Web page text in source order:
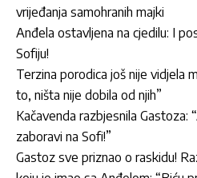
vrijeđanja samohranih majki
Anđela ostavljena na cjedilu: I
Sofiju!
Terzina porodica još nije vidjela
to, ništa nije dobila od njih”
Kačavenda razbjesnila Gastoza:
zaboravi na Sofi!”
Gastoz sve priznao o raskidu!